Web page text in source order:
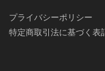
プライバシーポリシー
特定商取引法に基づく表